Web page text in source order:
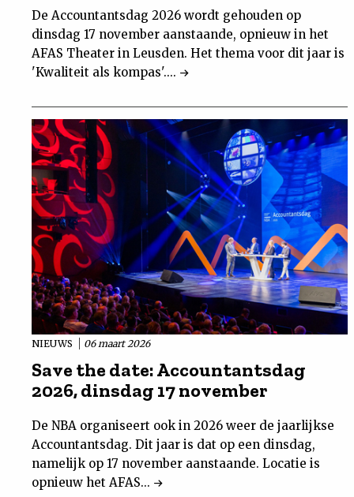
De Accountantsdag 2026 wordt gehouden op
dinsdag 17 november aanstaande, opnieuw in het
AFAS Theater in Leusden. Het thema voor dit jaar is
'Kwaliteit als kompas'....
NIEUWS 06 maart 2026
Save the date: Accountantsdag
2026, dinsdag 17 november
De NBA organiseert ook in 2026 weer de jaarlijkse
Accountantsdag. Dit jaar is dat op een dinsdag,
namelijk op 17 november aanstaande. Locatie is
opnieuw het AFAS...